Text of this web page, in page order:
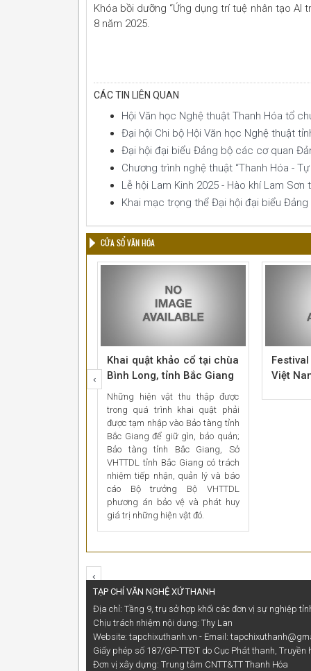
Khóa bồi dưỡng “Ứng dụng trí tuệ nhân tạo
8 năm 2025.
CÁC TIN LIÊN QUAN
Hội Văn học Nghệ thuật Thanh Hóa tổ
Đại hội Chi bộ Hội Văn học Nghệ thuật
Đại hội đại biểu Đảng bộ các cơ quan
Chương trình nghệ thuật “Thanh Hóa -
Lễ hội Lam Kinh 2025 - Hào khí Lam
Khai mạc trọng thể Đại hội đại biểu
CỬA SỔ VĂN HÓA
Khai quật khảo cổ tại chùa
Bình Long, tỉnh Bắc Giang
Những hiện vật thu thập được
trong quá trình khai quật phải
được tạm nhập vào Bảo tàng tỉnh
Bắc Giang để giữ gìn, bảo quản;
Bảo tàng tỉnh Bắc Giang, Sở
VHTTDL tỉnh Bắc Giang có trách
nhiệm tiếp nhận, quản lý và báo
cáo Bộ trưởng Bộ VHTTDL
phương án bảo vệ và phát huy
giá trị những hiện vật đó.
Việt
‹
‹
TẠP CHÍ VĂN NGHỆ XỨ THANH
Địa chỉ: Tầng 9, trụ sở hợp khối các đơn vị sự nghiệp
Chịu trách nhiệm nội dung: Thy Lan
Website: tapchixuthanh.vn - Email:
Giấy phép số 187/GP-TTĐT do Cục Phát thanh,
Đơn vị xây dựng: Trung tâm CNTT&TT Thanh Hóa